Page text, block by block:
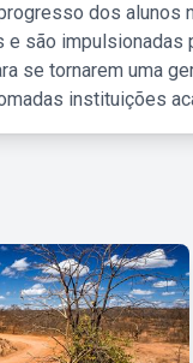
dos
são impulsionadas
se tornarem uma
instituições